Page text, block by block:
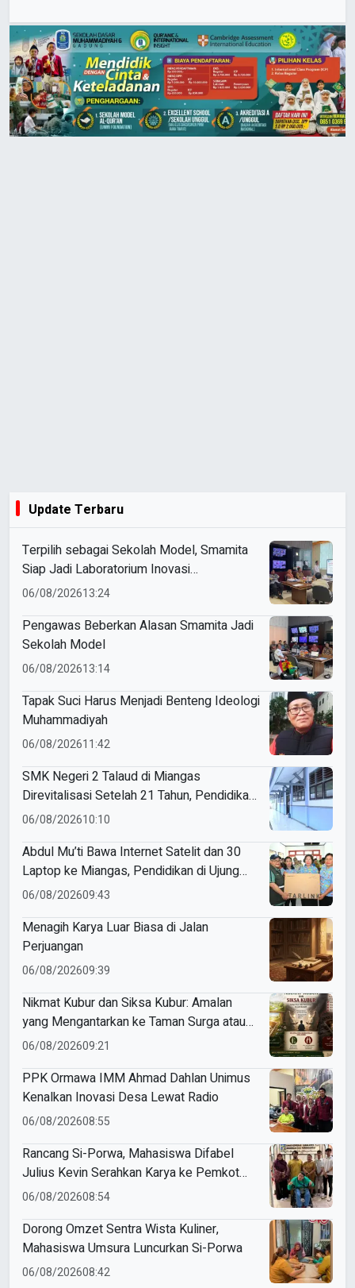
Update Terbaru
Terpilih sebagai Sekolah Model, Smamita
Siap Jadi Laboratorium Inovasi
Pembelajaran AI
06/08/202613:24
Pengawas Beberkan Alasan Smamita Jadi
Sekolah Model
06/08/202613:14
Tapak Suci Harus Menjadi Benteng Ideologi
Muhammadiyah
06/08/202611:42
SMK Negeri 2 Talaud di Miangas
Direvitalisasi Setelah 21 Tahun, Pendidikan
3T Makin Berkualitas
06/08/202610:10
Abdul Mu’ti Bawa Internet Satelit dan 30
Laptop ke Miangas, Pendidikan di Ujung
Negeri Makin Digital
06/08/202609:43
Menagih Karya Luar Biasa di Jalan
Perjuangan
06/08/202609:39
Nikmat Kubur dan Siksa Kubur: Amalan
yang Mengantarkan ke Taman Surga atau
Azab Barzakh
06/08/202609:21
PPK Ormawa IMM Ahmad Dahlan Unimus
Kenalkan Inovasi Desa Lewat Radio
06/08/202608:55
Rancang Si-Porwa, Mahasiswa Difabel
Julius Kevin Serahkan Karya ke Pemkot
Surabaya
06/08/202608:54
Dorong Omzet Sentra Wista Kuliner,
Mahasiswa Umsura Luncurkan Si-Porwa
06/08/202608:42